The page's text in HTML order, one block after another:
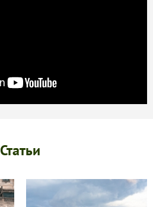
Статьи